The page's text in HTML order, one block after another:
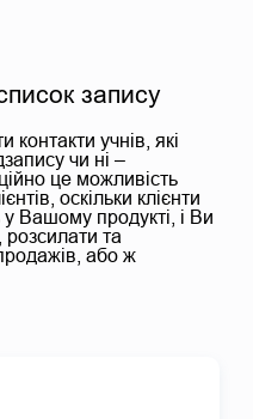
запису
контакти учнів, які
чи ні –
це можливість
оскільки клієнти
Вашому продукті, і Ви
та
або ж